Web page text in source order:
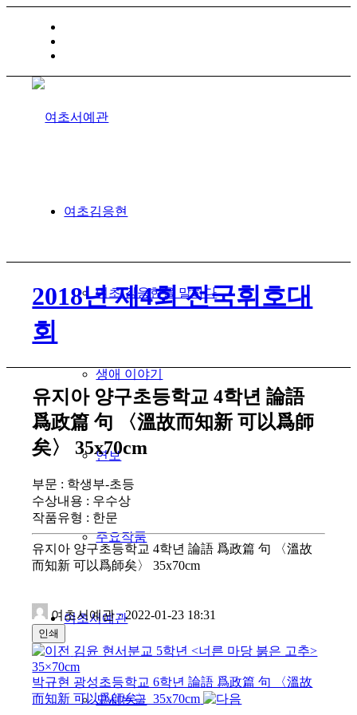
여초김응현
여초 김응현을 말하다
생애 이야기
연보
주요작품
여초서예관
모시는글
2018년 제4회 전국휘호대
회
유지아 양구초등학교 4학년 論語
爲政篇 句 〈溫故而知新 可以爲師
矣〉 35x70cm
부문 : 학생부-초등
수상내용 : 우수상
작품유형 : 한문
유지아 양구초등학교 4학년 論語 爲政篇 句 〈溫故
而知新 可以爲師矣〉 35x70cm
여초서예관· 2022-01-23 18:31
인쇄
김윤 현서분교 5학년 <너른 마당 붉은 고추>
35×70cm
박규현 광성초등학교 6학년 論語 爲政篇 句 〈溫故
而知新 可以爲師矣〉 35x70cm